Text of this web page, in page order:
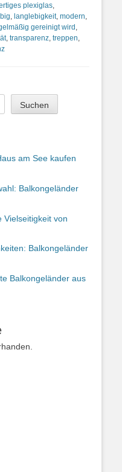
plexiglas,
, langlebigkeit, modern,
gereinigt wird ,
, transparenz, treppen,
Suchen
am See kaufen
Balkongeländer
Vielseitigkeit von
Balkongeländer
Balkongeländer aus